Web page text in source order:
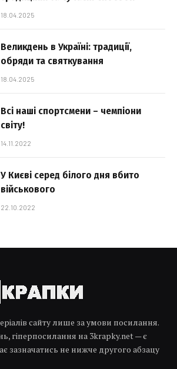
18.04.2025
Великдень в Україні: традиції,
обряди та святкування
18.04.2025
Всі наші спортсмени – чемпіони
світу!
14.11.2022
У Києві серед білого дня вбито
військового
22.10.2022
сайту лише за умови посилання.
гіперпосилання на 3krapky.net — є
зазначатись не нижче другого абзацу